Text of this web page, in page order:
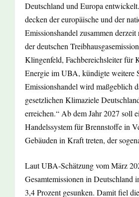
Deutschland und Europa
decken der europäische und der
Emissionshandel zusammen
der deutschen
Klingenfeld, Fachbereichsleiter für
Energie im UBA, kündigte weitere
Emissionshandel wird maßgeblich
gesetzlichen Klimaziele
erreichen.“ Ab dem Jahr 2027 soll
Handelssystem für Brennstoffe in
Gebäuden in Kraft treten, der
Laut UBA-Schätzung vom März
Gesamtemissionen in Deutschland
3,4 Prozent gesunken. Damit fiel